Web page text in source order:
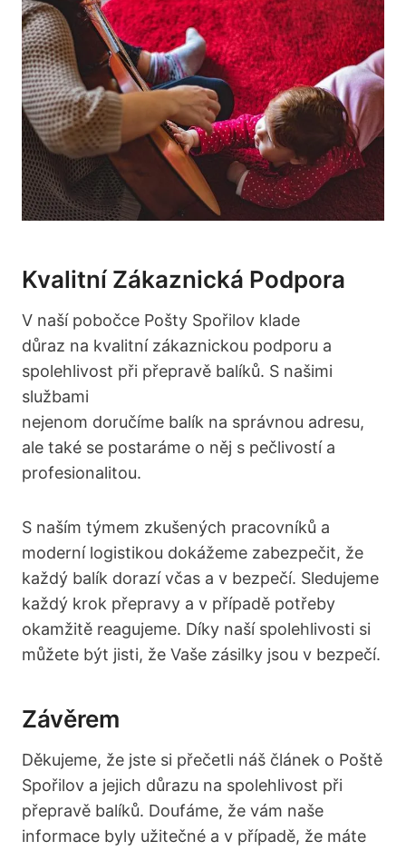
Kvalitní Zákaznická ⁢podpora
V naší pobočce Pošty Spořilov klade
důraz na kvalitní zákaznickou‌ podporu ⁣a
spolehlivost při přepravě⁢ balíků. S našimi
službami
nejenom doručíme balík na správnou adresu,​
ale také se postaráme o něj s pečlivostí⁢ a
profesionalitou.
S naším týmem zkušených‍ pracovníků ⁣a
moderní logistikou dokážeme zabezpečit, že
⁢každý‍ balík dorazí včas a v bezpečí. Sledujeme
každý‌ krok přepravy a v případě potřeby
okamžitě reagujeme. Díky⁢ naší spolehlivosti si
můžete být jisti, že Vaše zásilky jsou v bezpečí.
Závěrem
Děkujeme, že jste⁢ si přečetli náš článek o Poště
Spořilov a jejich důrazu na⁣ spolehlivost při⁢
přepravě balíků. Doufáme, ​že vám naše
informace byly užitečné a v případě, že máte